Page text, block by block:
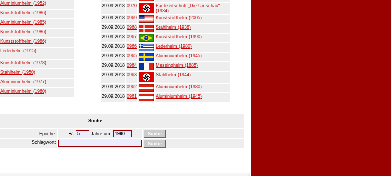
Aluminiumhelm (1952)
Kunststoffhelm (1986)
Aluminiumhelm (1985)
Kunststoffhelm (1986)
Kunststoffhelm (1986)
Lederhelm (1915)
Kunststoffhelm (1978)
Stahlhelm (1950)
Aluminiumhelm (1977)
Aluminiumhelm (1960)
29.09.2018 0970
Fachzeitschrift „Die Umschau“
(1934)
29.09.2018 0969
Kunststoffhelm (2005)
29.09.2018 0968
Stahlhelm (1938)
29.09.2018 0967
Kunststoffhelm (1990)
29.09.2018 0966
Lederhelm (1980)
29.09.2018 0965
Aluminiumhelm (1945)
29.09.2018 0964
Messinghelm (1885)
29.09.2018 0963 Stahlhelm (1944)
29.09.2018 0962
Aluminiumhelm (1980)
29.09.2018 0961 Aluminiumhelm (1945)
Suche
Epoche: +/-
Jahre um
Schlagwort: